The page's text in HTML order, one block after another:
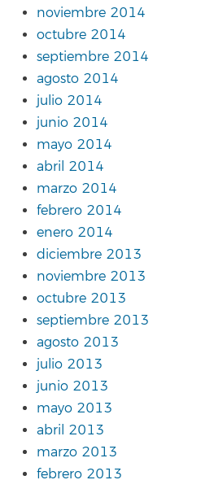
noviembre 2014
octubre 2014
septiembre 2014
agosto 2014
julio 2014
junio 2014
mayo 2014
abril 2014
marzo 2014
febrero 2014
enero 2014
diciembre 2013
noviembre 2013
octubre 2013
septiembre 2013
agosto 2013
julio 2013
junio 2013
mayo 2013
abril 2013
marzo 2013
febrero 2013